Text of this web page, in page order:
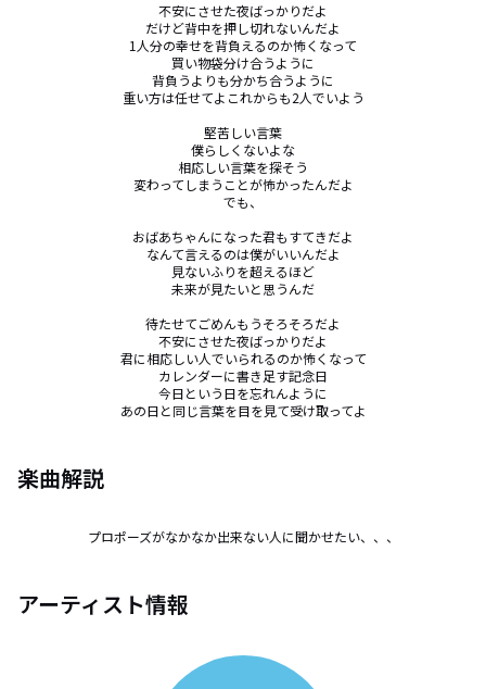
不安にさせた夜ばっかりだよ
だけど背中を押し切れないんだよ
1人分の幸せを背負えるのか怖くなって
買い物袋分け合うように
背負うよりも分かち合うように
重い方は任せてよこれからも2人でいよう
堅苦しい言葉
僕らしくないよな
相応しい言葉を探そう
変わってしまうことが怖かったんだよ
でも、
おばあちゃんになった君もすてきだよ
なんて言えるのは僕がいいんだよ
見ないふりを超えるほど
未来が見たいと思うんだ
待たせてごめんもうそろそろだよ
不安にさせた夜ばっかりだよ
君に相応しい人でいられるのか怖くなって
カレンダーに書き足す記念日
今日という日を忘れんように
あの日と同じ言葉を目を見て受け取ってよ
楽曲解説
プロポーズがなかなか出来ない人に聞かせたい、、、
アーティスト情報